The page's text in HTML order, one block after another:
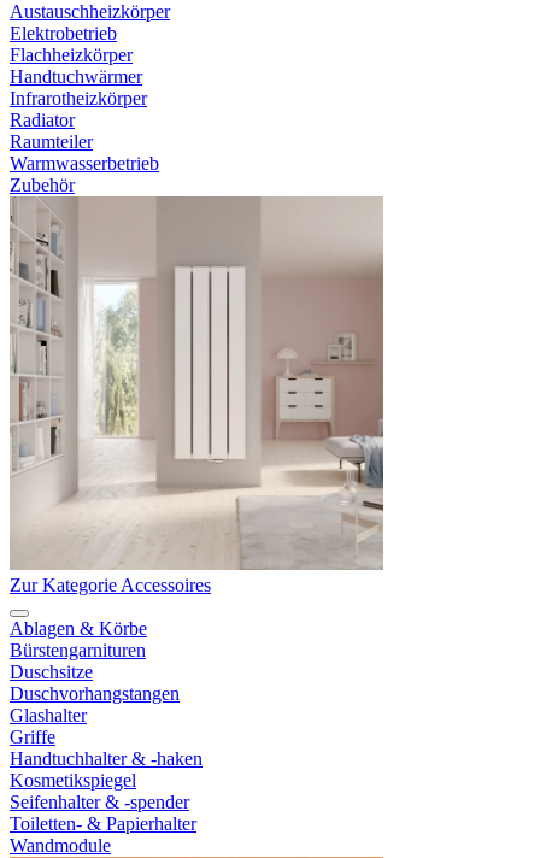
Austauschheizkörper
Elektrobetrieb
Flachheizkörper
Handtuchwärmer
Infrarotheizkörper
Radiator
Raumteiler
Warmwasserbetrieb
Zubehör
Zur Kategorie Accessoires
Ablagen & Körbe
Bürstengarnituren
Duschsitze
Duschvorhangstangen
Glashalter
Griffe
Handtuchhalter & -haken
Kosmetikspiegel
Seifenhalter & -spender
Toiletten- & Papierhalter
Wandmodule